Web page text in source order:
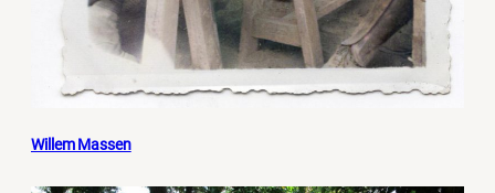
Willem Massen